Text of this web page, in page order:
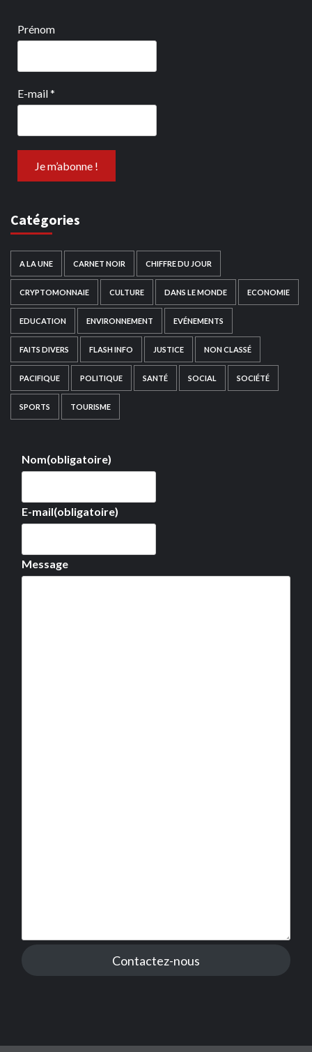
Prénom
E-mail*
Catégories
A LA UNE CARNET NOIR CHIFFRE DU JOUR
CRYPTOMONNAIE CULTURE DANS LE MONDE ECONOMIE
EDUCATION ENVIRONNEMENT EVÉNEMENTS
FAITS DIVERS FLASH INFO JUSTICE NON CLASSÉ
PACIFIQUE POLITIQUE SANTÉ SOCIAL SOCIÉTÉ
SPORTS TOURISME
Nom(obligatoire)
E-mail(obligatoire)
Message
Contactez-nous